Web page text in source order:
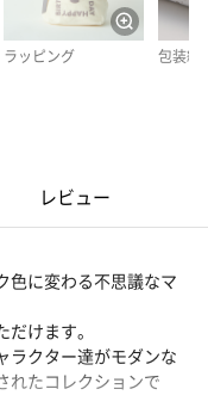
ラッピング 包装紙
レビュー
色に変わる不思議なマ
けます。
ラクター達がモダンな
れたコレクションで